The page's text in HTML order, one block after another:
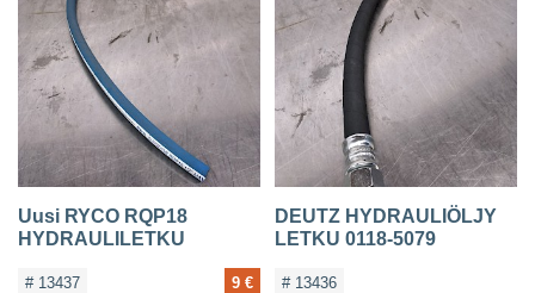
YHTEYSTIEDOT
Uusi RYCO RQP18
HYDRAULILETKU
# 13437 9 €
DEUTZ HYDRAULIÖLJY
LETKU 0118-5079
# 13436